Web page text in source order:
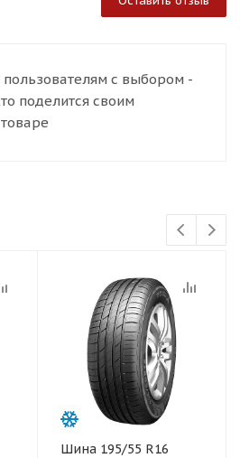
с выбором -
поделится своим
Шина 195/55 R16